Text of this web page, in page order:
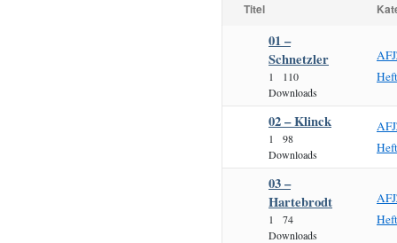
Titel
01 –
Schnetzler
1
110
Downloads
02 – Klinck
1
98
Downloads
03 –
Hartebrodt
1
74
Downloads